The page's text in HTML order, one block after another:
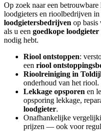
Op zoek naar een betrouwbare
loodgieters en rioolbedrijven in
loodgietersbedrijven op basis
als u een goedkope loodgieter
nodig hebt.
Riool ontstoppen:
een riool
Rioolreiniging in
onderhoud van het riool.
Lekkage opsporen en
opsporing lekkage,
loodgieter.
Onafhankelijke
prijzen — ook voor